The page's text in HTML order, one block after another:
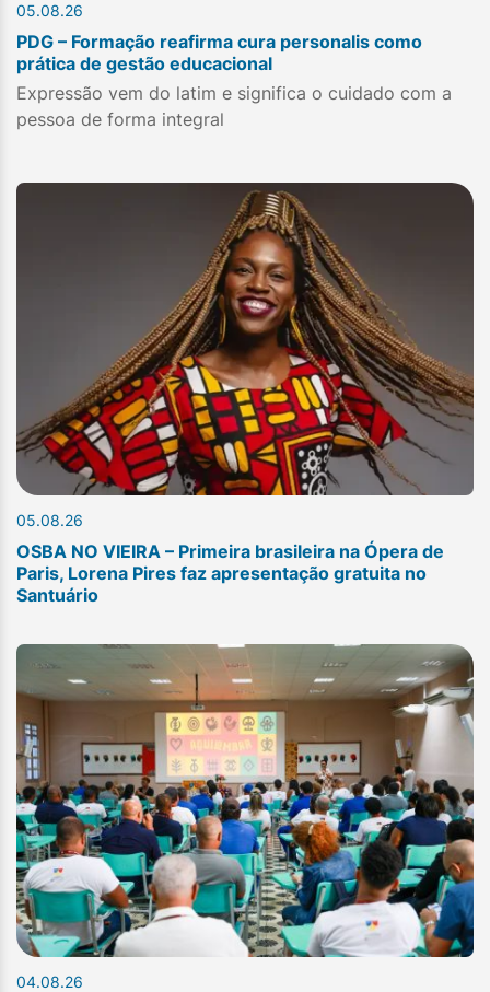
05.08.26
PDG – Formação reafirma cura personalis como
prática de gestão educacional
Expressão vem do latim e significa o cuidado com a
pessoa de forma integral
05.08.26
OSBA NO VIEIRA – Primeira brasileira na Ópera de
Paris, Lorena Pires faz apresentação gratuita no
Santuário
04.08.26